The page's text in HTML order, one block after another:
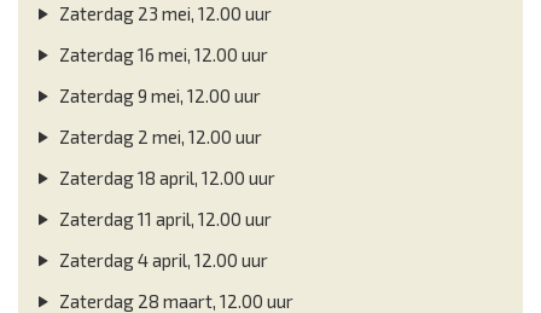
Zaterdag 23 mei, 12.00 uur
Zaterdag 16 mei, 12.00 uur
Zaterdag 9 mei, 12.00 uur
Zaterdag 2 mei, 12.00 uur
Zaterdag 18 april, 12.00 uur
Zaterdag 11 april, 12.00 uur
Zaterdag 4 april, 12.00 uur
Zaterdag 28 maart, 12.00 uur